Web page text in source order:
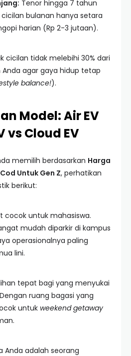
Tenor hingga 7 tahun
bulanan hanya setara
harian (Rp 2-3 jutaan).
cicilan tidak melebihi 30% dari
agar gaya hidup tetap
balance!).
Model: Air EV
vs Cloud EV
memilih berdasarkan Harga
Untuk Gen Z, perhatikan
berikut:
cocok untuk mahasiswa.
mudah diparkir di kampus
operasionalnya paling
lini.
tepat bagi yang menyukai
ruang bagasi yang
untuk weekend getaway
Anda adalah seorang